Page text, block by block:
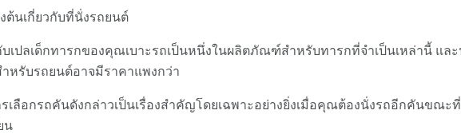
ต้นเกี่ยวกับที่นั่งรถยนต์
บเปลเด็กทารกของคุณเบาะรถเป็นหนึ่งในผลิตภัณฑ์สำหรับทารกที่จำเป็นเหล่านี้ และ
หรับรถยนต์อาจมีราคาแพงกว่า
เลือกรถคันดังกล่าวเป็นเรื่องสำคัญโดยเฉพาะอย่างยิ่งเมื่อคุณต้องนั่งรถอีกคันขณะ
น